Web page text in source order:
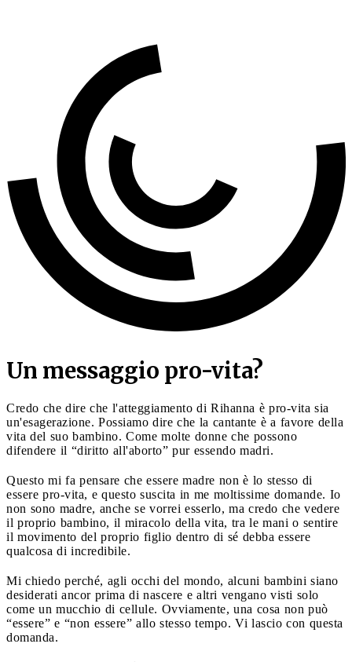
Un messaggio pro-vita?
Credo che dire che l'atteggiamento di Rihanna è pro-vita sia
un'esagerazione. Possiamo dire che la cantante è a favore della
vita del suo bambino. Come molte donne che possono
difendere il “diritto all'aborto” pur essendo madri.
Questo mi fa pensare che essere madre non è lo stesso di
essere pro-vita, e questo suscita in me moltissime domande. Io
non sono madre, anche se vorrei esserlo, ma credo che vedere
il proprio bambino, il miracolo della vita, tra le mani o sentire
il movimento del proprio figlio dentro di sé debba essere
qualcosa di incredibile.
Mi chiedo perché, agli occhi del mondo, alcuni bambini siano
desiderati ancor prima di nascere e altri vengano visti solo
come un mucchio di cellule. Ovviamente, una cosa non può
“essere” e “non essere” allo stesso tempo. Vi lascio con questa
domanda.